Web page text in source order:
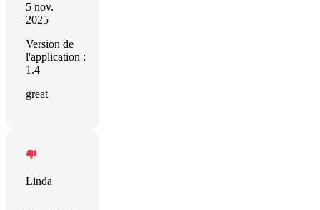
5 nov.
2025
Version de
l'application :
1.4
great
Linda